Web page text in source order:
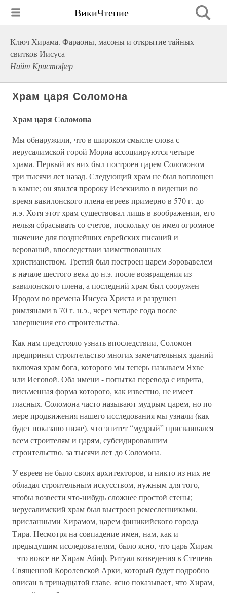
ВикиЧтение
Ключ Хирама. Фараоны, масоны и открытие тайных
свитков Иисуса
Найт Кристофер
Храм царя Соломона
Храм царя Соломона
Мы обнаружили, что в широком смысле слова с
иерусалимской горой Мориа ассоциируются четыре
храма. Первый из них был построен царем Соломоном
три тысячи лет назад. Следующий храм не был воплощен
в камне; он явился пророку Иезекиилю в видении во
время вавилонского плена евреев примерно в 570 г. до
н.э. Хотя этот храм существовал лишь в воображении, его
нельзя сбрасывать со счетов, поскольку он имел огромное
значение для позднейших еврейских писаний и
верований, впоследствии заимствованных
христианством. Третий был построен царем Зоровавелем
в начале шестого века до н.э. после возвращения из
вавилонского плена, а последний храм был сооружен
Иродом во времена Иисуса Христа и разрушен
римлянами в 70 г. н.э., через четыре года после
завершения его строительства.
Как нам предстояло узнать впоследствии, Соломон
предпринял строительство многих замечательных зданий
включая храм бога, которого мы теперь называем Яхве
или Иеговой. Оба имени - попытка перевода с иврита,
письменная форма которого, как известно, не имеет
гласных. Соломона часто называют мудрым царем, но по
мере продвижения нашего исследования мы узнали (как
будет показано ниже), что эпитет “мудрый” присваивался
всем строителям и царям, субсидировавшим
строительство, за тысячи лет до Соломона.
У евреев не было своих архитекторов, и никто из них не
обладал строительным искусством, нужным для того,
чтобы возвести что-нибудь сложнее простой стены;
иерусалимский храм был выстроен ремесленниками,
присланными Хирамом, царем финикийского города
Тира. Несмотря на совпадение имен, нам, как и
предыдущим исследователям, было ясно, что царь Хирам
- это вовсе не Хирам Абиф. Ритуал возведения в Степень
Священной Королевской Арки, который будет подробно
описан в тринадцатой главе, ясно показывает, что Хирам,